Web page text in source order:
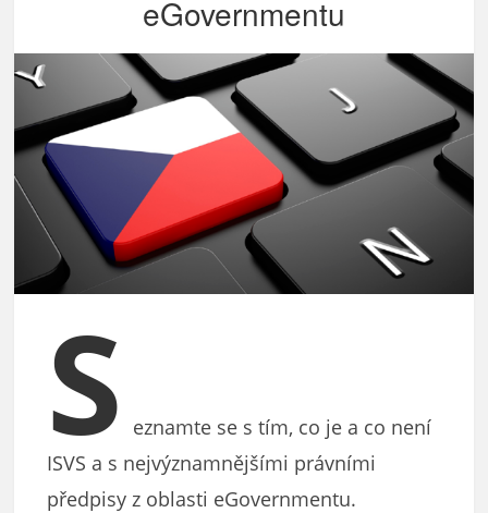
eGovernmentu
S
eznamte se s tím, co je a co není
ISVS a s nejvýznamnějšími právními
předpisy z oblasti eGovernmentu.